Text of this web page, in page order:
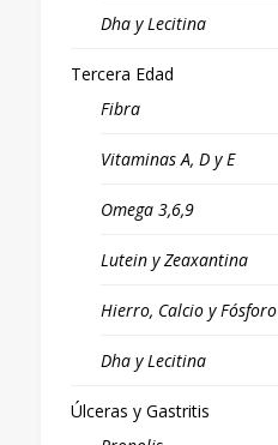
Dha y Lecitina
Tercera Edad
Fibra
Vitaminas A, D y E
Omega 3,6,9
Lutein y Zeaxantina
Hierro, Calcio y Fósforo
Dha y Lecitina
Úlceras y Gastritis